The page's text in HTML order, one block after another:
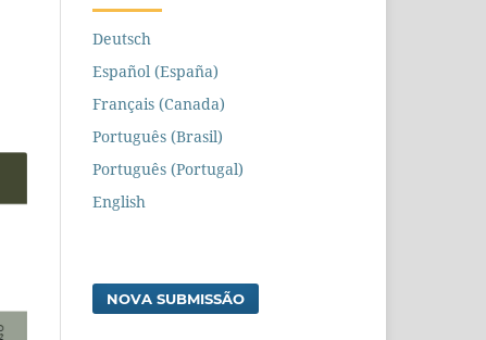
Deutsch
Español (España)
Français (Canada)
Português (Brasil)
Português (Portugal)
English
NOVA SUBMISSÃO